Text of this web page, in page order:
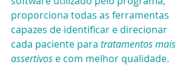
proporciona todas as ferramentas
capazes de identificar e direcionar
cada paciente para tratamentos mais
assertivos e com melhor qualidade.